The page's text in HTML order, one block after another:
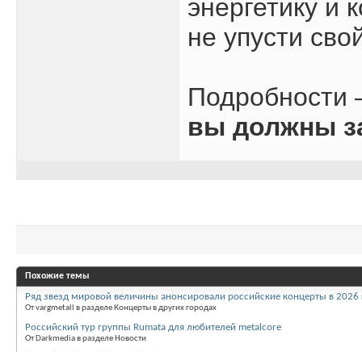
энергетику
не упусти
Подробности
вы должны
Похожие темы
Ряд звезд мировой величины анонсировали российские концерты в 2026
От vargmetall в разделе Концерты в других городах
Российский тур группы Rumata для любителей metalcore
От Darkmedia в разделе Новости